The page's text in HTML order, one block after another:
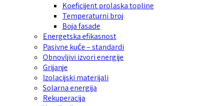
Koeficijent prolaska topline
Temperaturni broj
Boja fasade
Energetska efikasnost
Pasivne kuće – standardi
Obnovljivi izvori energije
Grijanje
Izolacijski materijali
Solarna energija
Rekuperacija